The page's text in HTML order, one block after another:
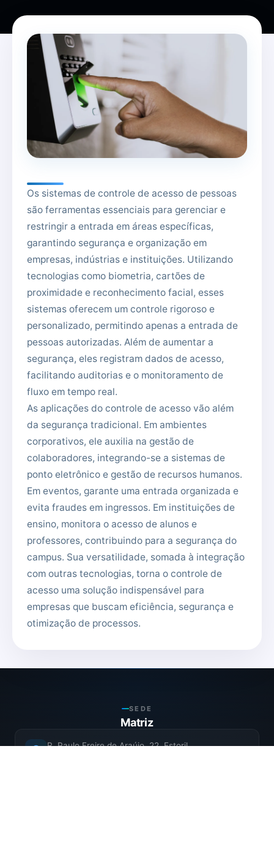
Os sistemas de controle de acesso de pessoas
são ferramentas essenciais para gerenciar e
restringir a entrada em áreas específicas,
garantindo segurança e organização em
empresas, indústrias e instituições. Utilizando
tecnologias como biometria, cartões de
proximidade e reconhecimento facial, esses
sistemas oferecem um controle rigoroso e
personalizado, permitindo apenas a entrada de
pessoas autorizadas. Além de aumentar a
segurança, eles registram dados de acesso,
facilitando auditorias e o monitoramento de
fluxo em tempo real.
As aplicações do controle de acesso vão além
da segurança tradicional. Em ambientes
corporativos, ele auxilia na gestão de
colaboradores, integrando-se a sistemas de
ponto eletrônico e gestão de recursos humanos.
Em eventos, garante uma entrada organizada e
evita fraudes em ingressos. Em instituições de
ensino, monitora o acesso de alunos e
professores, contribuindo para a segurança do
campus. Sua versatilidade, somada à integração
com outras tecnologias, torna o controle de
acesso uma solução indispensável para
empresas que buscam eficiência, segurança e
otimização de processos.
SEDE
Matriz
R. Paulo Freire de Araújo, 22, Estoril